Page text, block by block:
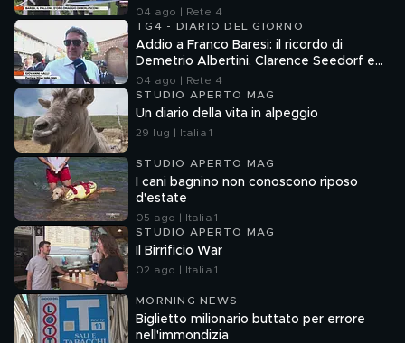
04 ago | Rete 4
TG4 - DIARIO DEL GIORNO
Addio a Franco Baresi: il ricordo di
Demetrio Albertini, Clarence Seedorf e
Giovanni Galli
04 ago | Rete 4
STUDIO APERTO MAG
Un diario della vita in alpeggio
29 lug | Italia 1
STUDIO APERTO MAG
I cani bagnino non conoscono riposo
d'estate
05 ago | Italia 1
STUDIO APERTO MAG
Il Birrificio War
02 ago | Italia 1
MORNING NEWS
Biglietto milionario buttato per errore
nell'immondizia